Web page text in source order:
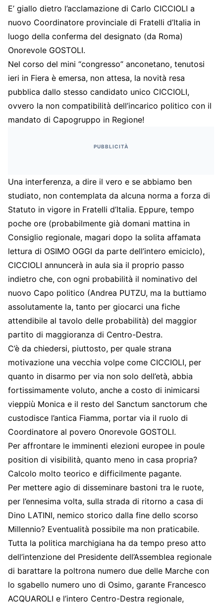
E’ giallo dietro l’acclamazione di Carlo CICCIOLI a
nuovo Coordinatore provinciale di Fratelli d’Italia in
luogo della conferma del designato (da Roma)
Onorevole GOSTOLI.
Nel corso del mini “congresso” anconetano, tenutosi
ieri in Fiera è emersa, non attesa, la novità resa
pubblica dallo stesso candidato unico CICCIOLI,
ovvero la non compatibilità dell’incarico politico con il
mandato di Capogruppo in Regione!
PUBBLICITÀ
Una interferenza, a dire il vero e se abbiamo ben
studiato, non contemplata da alcuna norma a forza di
Statuto in vigore in Fratelli d’Italia. Eppure, tempo
poche ore (probabilmente già domani mattina in
Consiglio regionale, magari dopo la solita affamata
lettura di OSIMO OGGI da parte dell’intero emiciclo),
CICCIOLI annuncerà in aula sia il proprio passo
indietro che, con ogni probabilità il nominativo del
nuovo Capo politico (Andrea PUTZU, ma la buttiamo
assolutamente la, tanto per giocarci una fiche
attendibile al tavolo delle probabilità) del maggior
partito di maggioranza di Centro-Destra.
C’è da chiedersi, piuttosto, per quale strana
motivazione una vecchia volpe come CICCIOLI, per
quanto in disarmo per via non solo dell’età, abbia
fortissimamente voluto, anche a costo di inimicarsi
vieppiù Monica e il resto del Sanctum sanctorum che
custodisce l’antica Fiamma, portar via il ruolo di
Coordinatore al povero Onorevole GOSTOLI.
Per affrontare le imminenti elezioni europee in poule
position di visibilità, quanto meno in casa propria?
Calcolo molto teorico e difficilmente pagante.
Per mettere agio di disseminare bastoni tra le ruote,
per l’ennesima volta, sulla strada di ritorno a casa di
Dino LATINI, nemico storico dalla fine dello scorso
Millennio? Eventualità possibile ma non praticabile.
Tutta la politica marchigiana ha da tempo preso atto
dell’intenzione del Presidente dell’Assemblea regionale
di barattare la poltrona numero due delle Marche con
lo sgabello numero uno di Osimo, garante Francesco
ACQUAROLI e l’intero Centro-Destra regionale,